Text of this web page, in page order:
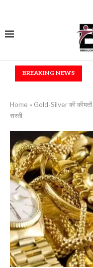
BREAKING NEWS
आरुग सम्मान... IGKV में B.TECH
Home » Gold-Silver की कीमतों
सस्ती